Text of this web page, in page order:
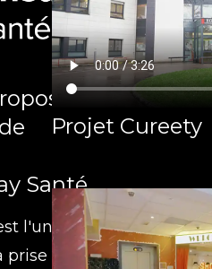
de
Santé
l'un des leaders
prise en charge
Projet Cureety